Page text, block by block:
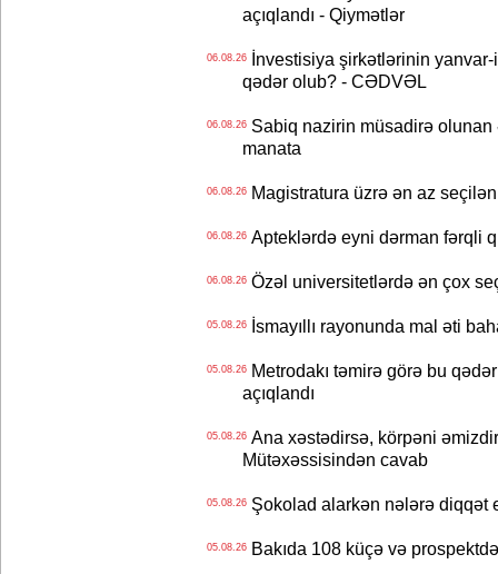
açıqlandı - Qiymətlər
06.08.26İnvestisiya şirkətlərinin yanvar-
qədər olub? - CƏDVƏL
06.08.26Sabiq nazirin müsadirə olunan
manata
06.08.26Magistratura üzrə ən az
06.08.26Apteklərdə eyni dərman fərqli
06.08.26Özəl universitetlərdə ən çox
05.08.26İsmayıllı rayonunda mal əti
05.08.26Metrodakı təmirə görə bu
açıqlandı
05.08.26Ana xəstədirsə, körpəni
Mütəxəssisindən cavab
05.08.26Şokolad alarkən nələrə diqqət
05.08.26Bakıda 108 küçə və